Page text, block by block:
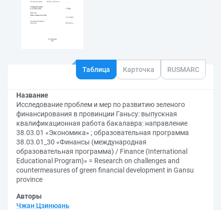
Таблица Карточка RUSMARC
Название
Исследование проблем и мер по развитию зеленого
финансирования в провинции Ганьсу: выпускная
квалификационная работа бакалавра: направление
38.03.01 «Экономика» ; образовательная программа
38.03.01_30 «Финансы (международная
образовательная программа) / Finance (International
Educational Program)» = Research on challenges and
countermeasures of green financial development in Gansu
province
Авторы
Чжан Цзинюань